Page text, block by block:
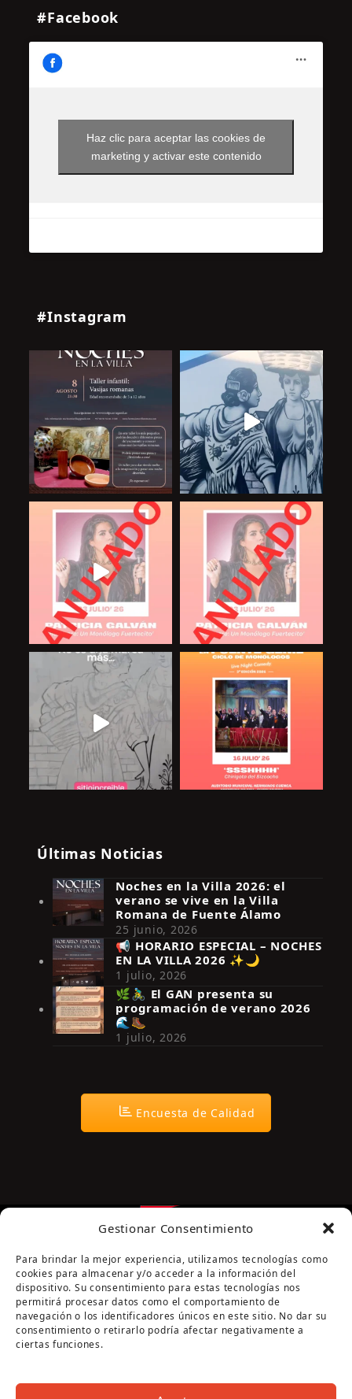
Gestionar Consentimiento
Para brindar la mejor experiencia, utilizamos tecnologías como
cookies para almacenar y/o acceder a la información del
dispositivo. Su consentimiento para estas tecnologías nos
permitirá procesar datos como el comportamiento de
navegación o los identificadores únicos en este sitio. No dar su
consentimiento o retirarlo podría afectar negativamente a
ciertas funciones.
#Facebook
Haz clic para aceptar las cookies de
marketing y activar este contenido
#Instagram
Síguenos en Instagram
Últimas Noticias
Noches en la Villa 2026: el
verano se vive en la Villa
Romana de Fuente Álamo
25 junio, 2026
📢 HORARIO ESPECIAL – NOCHES
EN LA VILLA 2026 ✨🌙
1 julio, 2026
🌿🚴‍♂️ El GAN presenta su
programación de verano 2026
🌊🥾
1 julio, 2026
Encuesta de Calidad
Página cofinanciada por la Diputación de Córdoba